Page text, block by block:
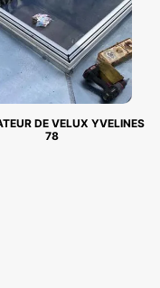
DE VELUX YVELINES
78